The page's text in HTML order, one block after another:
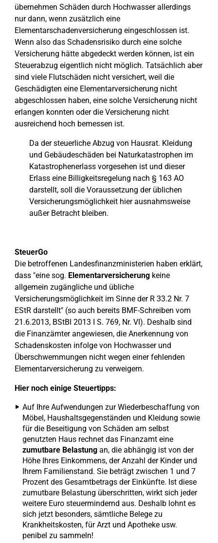
übernehmen Schäden durch Hochwasser allerdings
nur dann, wenn zusätzlich eine
Elementarschadenversicherung eingeschlossen ist.
Wenn also das Schadensrisiko durch eine solche
Versicherung hätte abgedeckt werden können, ist ein
Steuerabzug eigentlich nicht möglich. Tatsächlich aber
sind viele Flutschäden nicht versichert, weil die
Geschädigten eine Elementarversicherung nicht
abgeschlossen haben, eine solche Versicherung nicht
erlangen konnten oder die Versicherung nicht
ausreichend hoch bemessen ist.
Da der steuerliche Abzug von Hausrat. Kleidung
und Gebäudeschäden bei Naturkatastrophen im
Katastrophenerlass vorgesehen ist und dieser
Erlass eine Billigkeitsregelung nach § 163 AO
darstellt, soll die Voraussetzung der üblichen
Versicherungsmöglichkeit hier ausnahmsweise
außer Betracht bleiben.
SteuerGo
Die betroffenen Landesfinanzministerien haben erklärt,
dass "eine sog. Elementarversicherung keine
allgemein zugängliche und übliche
Versicherungsmöglichkeit im Sinne der R 33.2 Nr. 7
EStR darstellt" (so auch bereits BMF-Schreiben vom
21.6.2013, BStBl 2013 I S. 769, Nr. VI). Deshalb sind
die Finanzämter angewiesen, die Anerkennung von
Schadenskosten infolge von Hochwasser und
Überschwemmungen nicht wegen einer fehlenden
Elementarversicherung zu verweigern.
Hier noch einige Steuertipps:
Auf Ihre Aufwendungen zur Wiederbeschaffung von
Möbel, Haushaltsgegenständen und Kleidung sowie
für die Beseitigung von Schäden am selbst
genutzten Haus rechnet das Finanzamt eine
zumutbare Belastung an, die abhängig ist von der
Höhe Ihres Einkommens, der Anzahl der Kinder und
Ihrem Familienstand. Sie beträgt zwischen 1 und 7
Prozent des Gesamtbetrags der Einkünfte. Ist diese
zumutbare Belastung überschritten, wirkt sich jeder
weitere Euro steuermindernd aus. Deshalb lohnt es
sich jetzt besonders, sämtliche Belege zu
Krankheitskosten, für Arzt und Apotheke usw.
penibel zu sammeln!